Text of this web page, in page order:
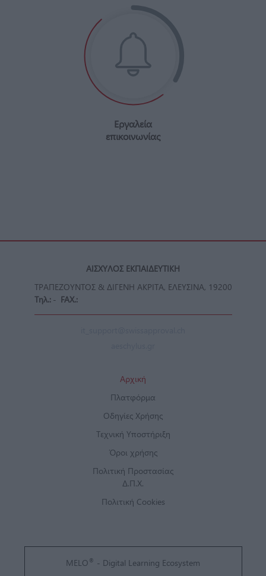
Εργαλεία
επικοινωνίας
ΑΙΣΧΥΛΟΣ ΕΚΠΑΙΔΕΥΤΙΚΗ
ΤΡΑΠΕΖΟΥΝΤΟΣ & ΔΙΓΕΝΗ ΑΚΡΙΤΑ, ΕΛΕΥΣΙΝΑ, 19200
Τηλ.: - FAX.:
Αρχική
Πλατφόρμα
Οδηγίες Χρήσης
Τεχνική Υποστήριξη
Όροι χρήσης
Πολιτική Προστασίας
Δ.Π.Χ.
Πολιτική Cookies
MELO ® - Digital Learning Ecosystem